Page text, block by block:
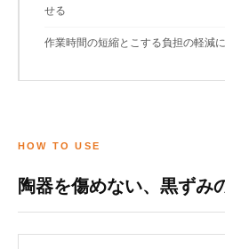
せる
作業時間の短縮とこする負担の軽減
HOW TO USE
陶器を傷めない、黒ずみ